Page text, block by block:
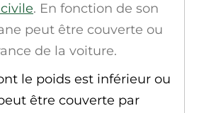
. En fonction de son
peut être couverte ou
de la voiture.
le poids est inférieur ou
être couverte par